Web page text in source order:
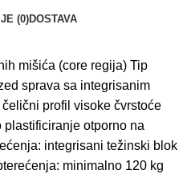
(0)DOSTAVA
mišića (core regija) Tip
sprava sa integrisanim
profil visoke čvrstoće
plastificiranje otporno na
integrisani težinski blok
minimalno 120 kg